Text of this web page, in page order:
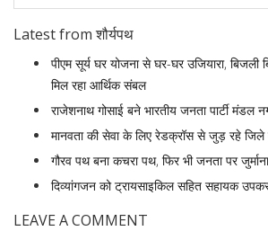
Latest from शौर्यपथ
पीएम सूर्य घर योजना से घर-घर उजियारा, बिजली
मिल रहा आर्थिक संबल
राजेशनाथ गोसाई बने भारतीय जनता पार्टी मंडल
मानवता की सेवा के लिए रेडक्रॉस से जुड़ रहे जिले
गौरव पथ बना कचरा पथ, फिर भी जनता पर
दिव्यांगजन को ट्रायसाइकिल सहित सहायक
LEAVE A COMMENT